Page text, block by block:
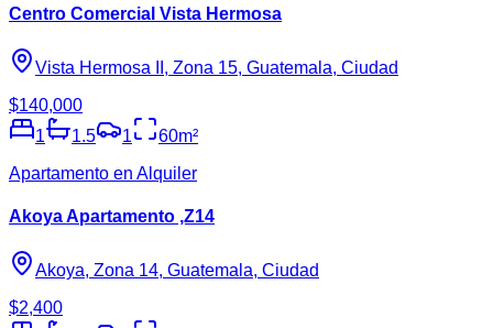
Centro Comercial Vista Hermosa
Vista Hermosa II, Zona 15, Guatemala, Ciudad
$140,000
1
1.5 1 60m²
Apartamento en Alquiler
Akoya Apartamento ,Z14
Akoya, Zona 14, Guatemala, Ciudad
$2,400